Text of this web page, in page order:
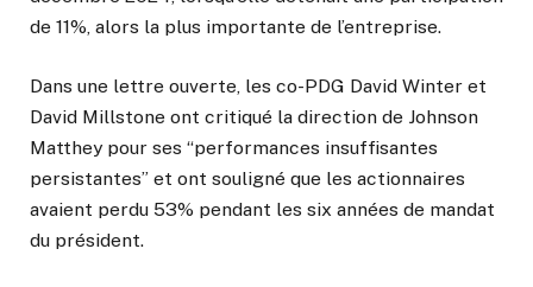
de 11%, alors la plus importante de l’entreprise.
Dans une lettre ouverte, les co-PDG David Winter et
David Millstone ont critiqué la direction de Johnson
Matthey pour ses “performances insuffisantes
persistantes” et ont souligné que les actionnaires
avaient perdu 53% pendant les six années de mandat
du président.